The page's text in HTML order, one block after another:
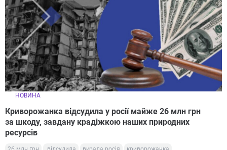
НОВИНА
Криворожанка відсудила у росії майже 26 млн грн
за шкоду, завдану крадіжкою наших природних
ресурсів